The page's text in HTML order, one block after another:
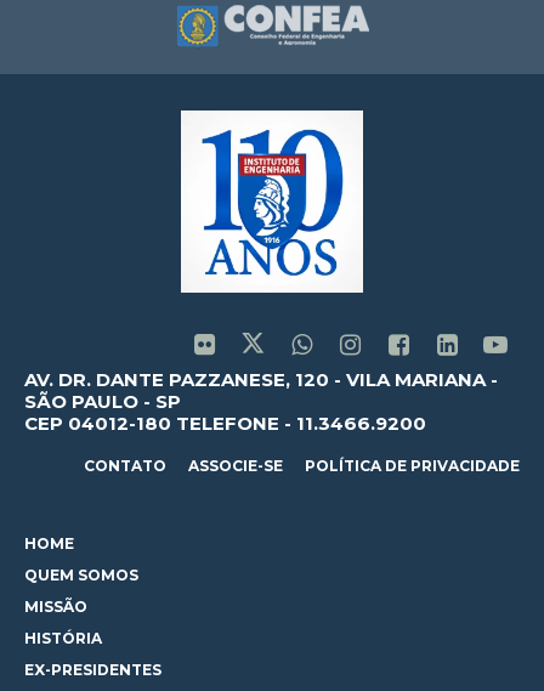
AV. DR. DANTE PAZZANESE, 120 - VILA MARIANA -
SÃO PAULO - SP
CEP 04012-180 TELEFONE - 11.3466.9200
CONTATO ASSOCIE-SE POLÍTICA DE PRIVACIDADE
HOME
QUEM SOMOS
MISSÃO
HISTÓRIA
EX-PRESIDENTES